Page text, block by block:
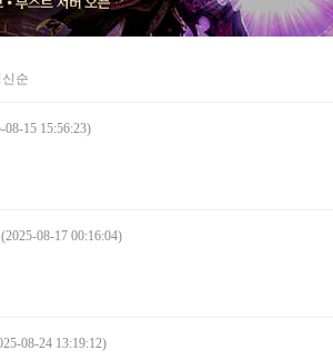
신순
08-15 15:56:23)
(2025-08-17 00:16:04)
08-24 13:19:12)